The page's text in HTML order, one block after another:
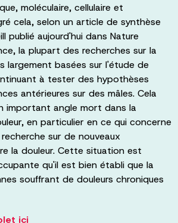
moléculaire, cellulaire et
cela, selon un article de synthèse
publié aujourd'hui dans Nature
la plupart des recherches sur la
largement basées sur l'étude de
à tester des hypothèses
antérieures sur des mâles. Cela
important angle mort dans la
en particulier en ce qui concerne
sur de nouveaux
la douleur. Cette situation est
qu'il est bien établi que la
souffrant de douleurs chroniques
ici